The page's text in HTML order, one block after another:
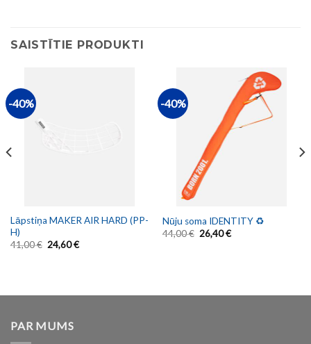
SAISTĪTIE PRODUKTI
-40%
Lāpstiņa MAKER AIR HARD (PP-
H)
41,00€ 24,60€
-40%
Nūju soma IDENTITY ♻️
44,00€ 26,40€
PAR MUMS